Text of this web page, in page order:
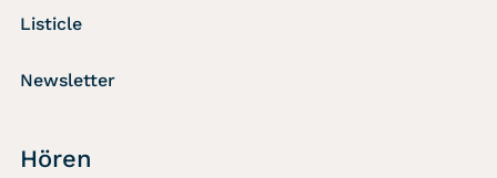
Listicle
Newsletter
Hören